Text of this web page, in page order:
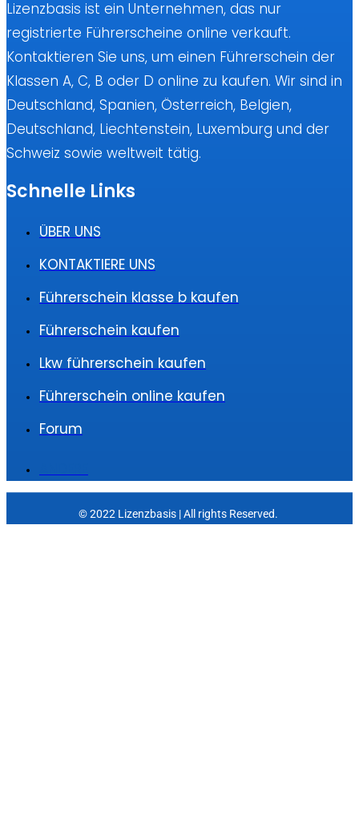
Lizenzbasis ist ein Unternehmen, das nur
registrierte Führerscheine online verkauft.
Kontaktieren Sie uns, um einen Führerschein der
Klassen A, C, B oder D online zu kaufen. Wir sind in
Deutschland, Spanien, Österreich, Belgien,
Deutschland, Liechtenstein, Luxemburg und der
Schweiz sowie weltweit tätig.
Schnelle Links
ÜBER UNS
KONTAKTIERE UNS
Führerschein klasse b kaufen
Führerschein kaufen
Lkw führerschein kaufen
Führerschein online kaufen
Forum
© 2022 Lizenzbasis | All rights Reserved.